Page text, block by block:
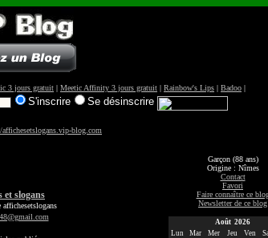
3 jours gratuit | Meetic Affinity 3 jours gratuit | Rainbow's Lips | Badoo |
S'inscrire Se désinscrire
blog.com
et slogans
Garçon (88 ans)
Origine : Nîmes
Contact
Favori
Faire connaître ce
Newsletter de ce blog
Août 2026
Lun
Mar Mer Jeu Ven